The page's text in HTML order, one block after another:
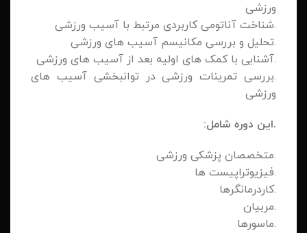
ورزشی
.شناخت آناتومی کاربردی مرتبط با آسیب ورزشی
.تحلیل و بررسی مکانیسم آسیب های ورزشی
.آشنایی با کمک های اولیه بعد از آسیب های ورزشی
.بررسی تمرینات ورزشی در توانبخشی آسیب های
ورزشی
.این دوره شامل:
.متخصصان پزشکی ورزشی
.فیزیوتراپیست ها
.کاردرمانگرها
.مربیان
.ماسورها